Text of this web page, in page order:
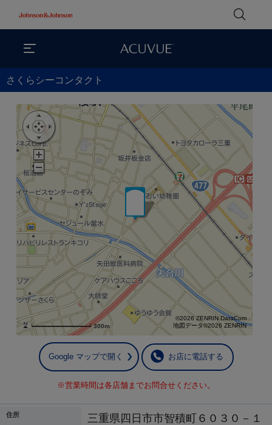
さくらシーコンタクト
300m
©2026 ZENRIN DataCom
地図データ©2026 ZENRIN
Google マップで開く お店に電話する
※営業時間は各店舗までお問合せください。
住所 三重県四日市市智積町６０３０－１